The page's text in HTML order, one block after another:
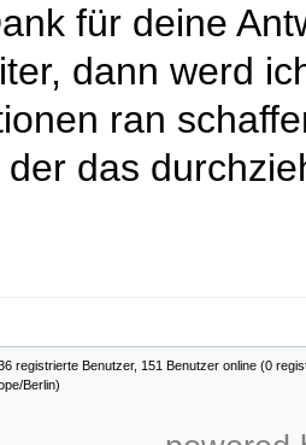
für deine
dann werd
ran
der das
registrierte Benutzer, 151 Benutzer online (0
Berlin)